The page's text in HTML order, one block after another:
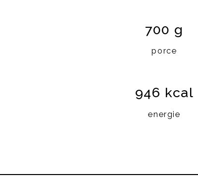
700 g
porce
946 kcal
energie